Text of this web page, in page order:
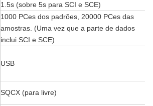
1.5s (sobre 5s para SCI e SCE)
1000 PCes dos padrões, 20000 PCes das
amostras. (Uma vez que a parte de dados
inclui SCI e SCE)
USB
SQCX (para livre)